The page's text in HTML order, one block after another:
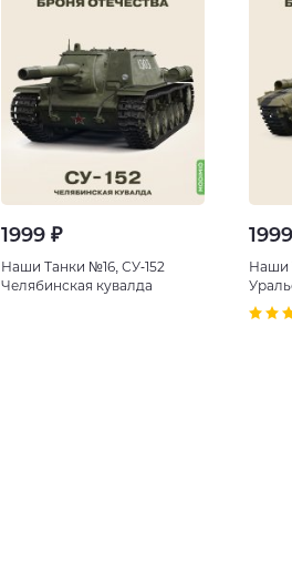
1999 ₽
Наши Танки №16, СУ-152
Челябинская кувалда
Наши